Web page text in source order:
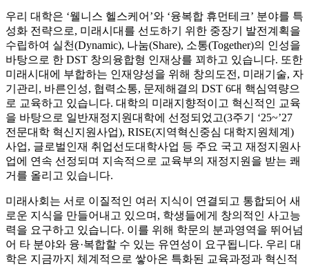
우리 대학은 ‘웰니스 헬스케어’와 ‘융복합 휴먼테크’ 분야를 특
성화 전략으로, 미래시대를 선도하기 위한 중장기 발전계획을
수립하여 실천(Dynamic), 나눔(Share), 소통(Together)의 인성을
바탕으로 한 DST 창의융합형 인재상를 꾀하고 있습니다. 또한
미래시대에 부합하는 인재양성을 위해 창의도전, 미래기술, 자
기관리, 바른인성, 협력소통, 문제해결의 DST 6대 핵심역량으
로 교육하고 있습니다. 대학의 미래지향적이고 혁신적인 교육
을 바탕으로 일반재정지원대학에 선정되었고(3주기 ‘25~’27
전문대학 혁신지원사업), RISE(지역혁신중심 대학지원체계)
사업, 글로벌인재 취업선도대학사업 등 주요 국고 재정지원사
업에 연속 선정되며 지속적으로 교육부의 재정지원을 받는 쾌
거를 올리고 있습니다.
미래사회는 서로 이질적인 여러 지식이 연결되고 통합되어 새
로운 지식을 만들어내고 있으며, 학생들에게 창의적인 사고능
력을 요구하고 있습니다. 이를 위해 학문의 분과영역을 뛰어넘
어 타 분야와 융·복합할 수 있는 유연성이 요구됩니다. 우리 대
학은 지금까지 체계적으로 쌓아온 특화된 교육과정과 혁신적